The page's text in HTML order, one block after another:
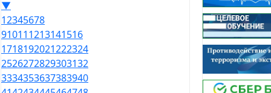
▼
12345678
910111213141516
1718192021222324
2526272829303132
3334353637383940